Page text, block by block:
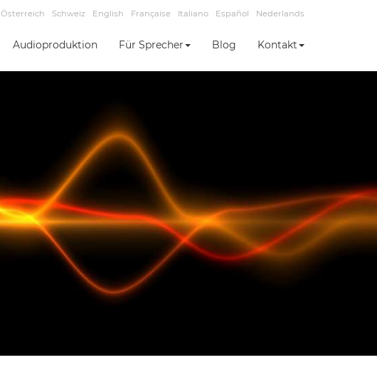
Österreich Schweiz English Française Italiano Español Nederlands
Audioproduktion Für Sprecher Blog Kontakt